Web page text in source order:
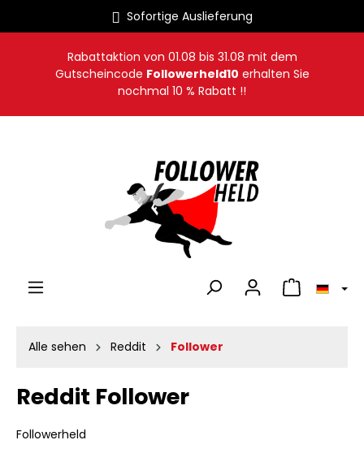
Sofortige Auslieferung
Rabattaktion von 01.08 bis 31.08 mit dem
Gutscheincode Followerheld10 erhalten Sie
nochmal 10 % Rabatt !!
Warenkorb
Alle sehen Reddit Follower
Reddit Follower
Followerheld